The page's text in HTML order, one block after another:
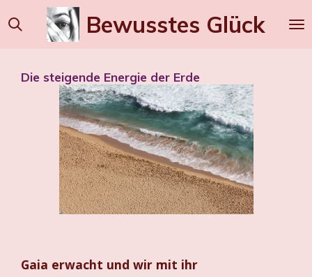
Zum
Hauptinhalt
Bewusstes Glück
Die steigende Energie der Erde
Gaia erwacht und wir mit ihr